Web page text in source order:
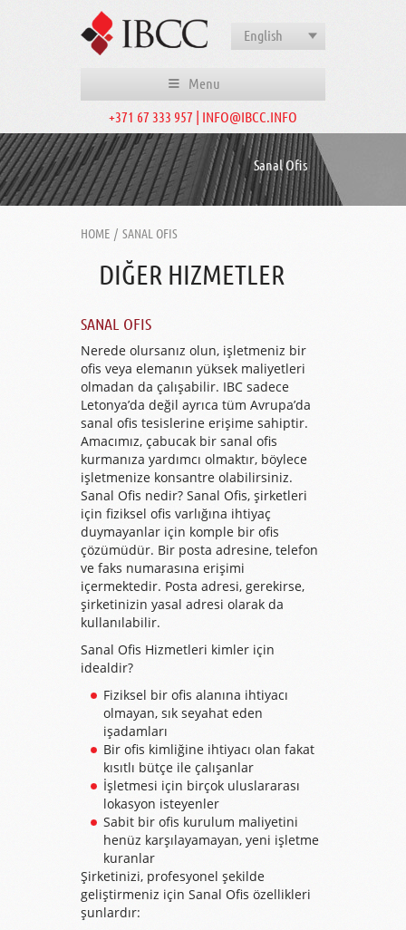
English
Menu
+371 67 333 957 | INFO@IBCC.INFO
Sanal Ofis
HOME / SANAL OFIS
DIĞER HIZMETLER
SANAL OFIS
Nerede olursanız olun, işletmeniz bir
ofis veya elemanın yüksek maliyetleri
olmadan da çalışabilir. IBC sadece
Letonya’da değil ayrıca tüm Avrupa’da
sanal ofis tesislerine erişime sahiptir.
Amacımız, çabucak bir sanal ofis
kurmanıza yardımcı olmaktır, böylece
işletmenize konsantre olabilirsiniz.
Sanal Ofis nedir? Sanal Ofis, şirketleri
için fiziksel ofis varlığına ihtiyaç
duymayanlar için komple bir ofis
çözümüdür. Bir posta adresine, telefon
ve faks numarasına erişimi
içermektedir. Posta adresi, gerekirse,
şirketinizin yasal adresi olarak da
kullanılabilir.
Sanal Ofis Hizmetleri kimler için
idealdir?
Fiziksel bir ofis alanına ihtiyacı
olmayan, sık seyahat eden
işadamları
Bir ofis kimliğine ihtiyacı olan fakat
kısıtlı bütçe ile çalışanlar
İşletmesi için birçok uluslararası
lokasyon isteyenler
Sabit bir ofis kurulum maliyetini
henüz karşılayamayan, yeni işletme
kuranlar
Şirketinizi, profesyonel şekilde
geliştirmeniz için Sanal Ofis özellikleri
şunlardır: